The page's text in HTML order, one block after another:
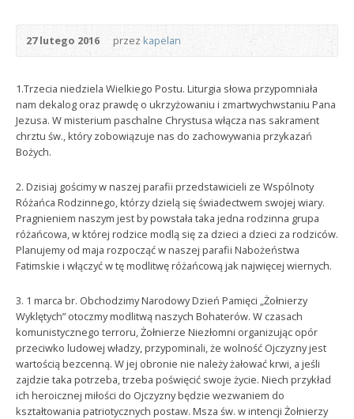
27 lutego 2016 przezkapelan
1.Trzecia niedziela Wielkiego Postu. Liturgia słowa przypomniała
nam dekalog oraz prawdę o ukrzyżowaniu i zmartwychwstaniu Pana
Jezusa. W misterium paschalne Chrystusa włącza nas sakrament
chrztu św., który zobowiązuje nas do zachowywania przykazań
Bożych.
2. Dzisiaj gościmy w naszej parafii przedstawicieli ze Wspólnoty
Różańca Rodzinnego, którzy dzielą się świadectwem swojej wiary.
Pragnieniem naszym jest by powstała taka jedna rodzinna grupa
różańcowa, w której rodzice modlą się za dzieci a dzieci za rodziców.
Planujemy od maja rozpocząć w naszej parafii Nabożeństwa
Fatimskie i włączyć w tę modlitwę różańcową jak najwięcej wiernych.
3. 1 marca br. Obchodzimy Narodowy Dzień Pamięci „Żołnierzy
Wyklętych” otoczmy modlitwą naszych Bohaterów. W czasach
komunistycznego terroru, Żołnierze Niezłomni organizując opór
przeciwko ludowej władzy, przypominali, że wolność Ojczyzny jest
wartością bezcenną. W jej obronie nie należy żałować krwi, a jeśli
zajdzie taka potrzeba, trzeba poświęcić swoje życie. Niech przykład
ich heroicznej miłości do Ojczyzny będzie wezwaniem do
kształtowania patriotycznych postaw. Msza św. w intencji Żołnierzy